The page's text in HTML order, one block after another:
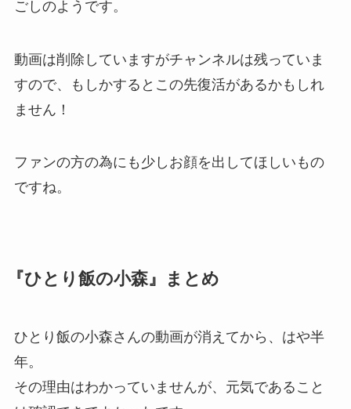
ごしのようです。
動画は削除していますがチャンネルは残っていま
すので、もしかするとこの先復活があるかもしれ
ません！
ファンの方の為にも少しお顔を出してほしいもの
ですね。
『ひとり飯の小森』まとめ
ひとり飯の小森さんの動画が消えてから、はや半
年。
その理由はわかっていませんが、元気であること